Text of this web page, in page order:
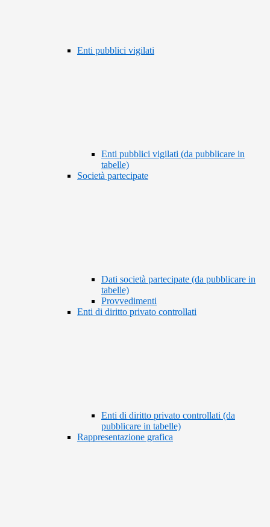
Enti pubblici vigilati
Enti pubblici vigilati (da pubblicare in
tabelle)
Società partecipate
Dati società partecipate (da pubblicare in
tabelle)
Provvedimenti
Enti di diritto privato controllati
Enti di diritto privato controllati (da
pubblicare in tabelle)
Rappresentazione grafica